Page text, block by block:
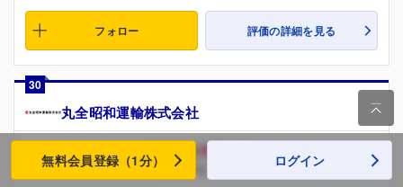
フォロー 評価の詳細を見る
30
丸全昭和運輸株式会社
平均年収 463
（総合評価 ★ 2.7）

無料会員登録（1分） ログイン